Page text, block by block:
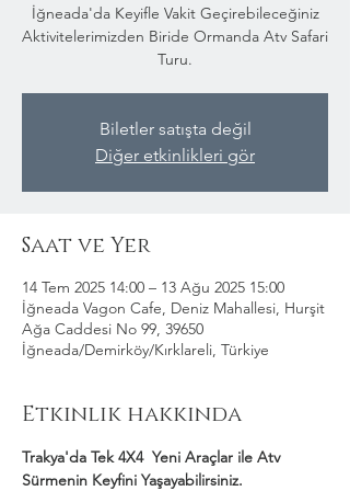
İğneada'da Keyifle Vakit Geçirebileceğiniz
Aktivitelerimizden Biride Ormanda Atv Safari
Turu.
Biletler satışta değil
Diğer etkinlikleri gör
Saat ve Yer
14 Tem 2025 14:00 – 13 Ağu 2025 15:00
İğneada Vagon Cafe, Deniz Mahallesi, Hurşit
Ağa Caddesi No 99, 39650
İğneada/Demirköy/Kırklareli, Türkiye
Etkinlik hakkında
Trakya'da Tek 4X4  Yeni Araçlar ile Atv
Sürmenin Keyfini Yaşayabilirsiniz.